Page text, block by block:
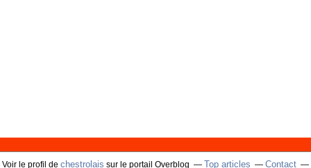
Voir le profil de chestrolais sur le portail Overblog Top articles Contact